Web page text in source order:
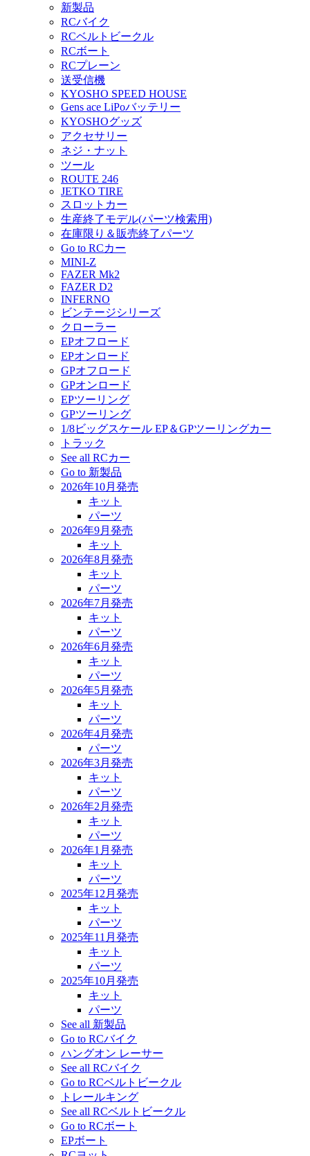
新製品
RCバイク
RCベルトビークル
RCボート
RCプレーン
送受信機
KYOSHO SPEED HOUSE
Gens ace LiPoバッテリー
KYOSHOグッズ
アクセサリー
ネジ・ナット
ツール
ROUTE 246
JETKO TIRE
スロットカー
生産終了モデル(パーツ検索用)
在庫限り＆販売終了パーツ
Go to RCカー
MINI-Z
FAZER Mk2
FAZER D2
INFERNO
ビンテージシリーズ
クローラー
EPオフロード
EPオンロード
GPオフロード
GPオンロード
EPツーリング
GPツーリング
1/8ビッグスケール EP＆GPツーリングカー
トラック
See all RCカー
Go to 新製品
2026年10月発売
キット
パーツ
2026年9月発売
キット
2026年8月発売
キット
パーツ
2026年7月発売
キット
パーツ
2026年6月発売
キット
パーツ
2026年5月発売
キット
パーツ
2026年4月発売
パーツ
2026年3月発売
キット
パーツ
2026年2月発売
キット
パーツ
2026年1月発売
キット
パーツ
2025年12月発売
キット
パーツ
2025年11月発売
キット
パーツ
2025年10月発売
キット
パーツ
See all 新製品
Go to RCバイク
ハングオン レーサー
See all RCバイク
Go to RCベルトビークル
トレールキング
See all RCベルトビークル
Go to RCボート
EPボート